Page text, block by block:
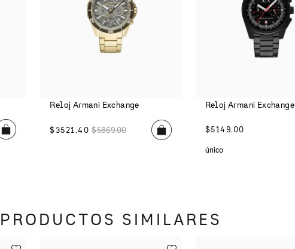
Reloj Armani Exchange
$3521.40 $5869.00
Reloj Armani Exchange
$5149.00
único
PRODUCTOS SIMILARES